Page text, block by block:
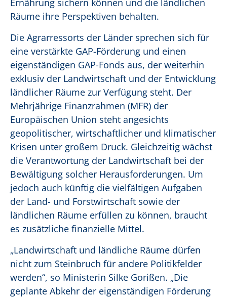
Ernährung sichern können und die ländlichen
Räume ihre Perspektiven behalten.
Die Agrarressorts der Länder sprechen sich für
eine verstärkte GAP-Förderung und einen
eigenständigen GAP-Fonds aus, der weiterhin
exklusiv der Landwirtschaft und der Entwicklung
ländlicher Räume zur Verfügung steht. Der
Mehrjährige Finanzrahmen (MFR) der
Europäischen Union steht angesichts
geopolitischer, wirtschaftlicher und klimatischer
Krisen unter großem Druck. Gleichzeitig wächst
die Verantwortung der Landwirtschaft bei der
Bewältigung solcher Herausforderungen. Um
jedoch auch künftig die vielfältigen Aufgaben
der Land- und Forstwirtschaft sowie der
ländlichen Räume erfüllen zu können, braucht
es zusätzliche finanzielle Mittel.
„Landwirtschaft und ländliche Räume dürfen
nicht zum Steinbruch für andere Politikfelder
werden“, so Ministerin Silke Gorißen. „Die
geplante Abkehr der eigenständigen Förderung